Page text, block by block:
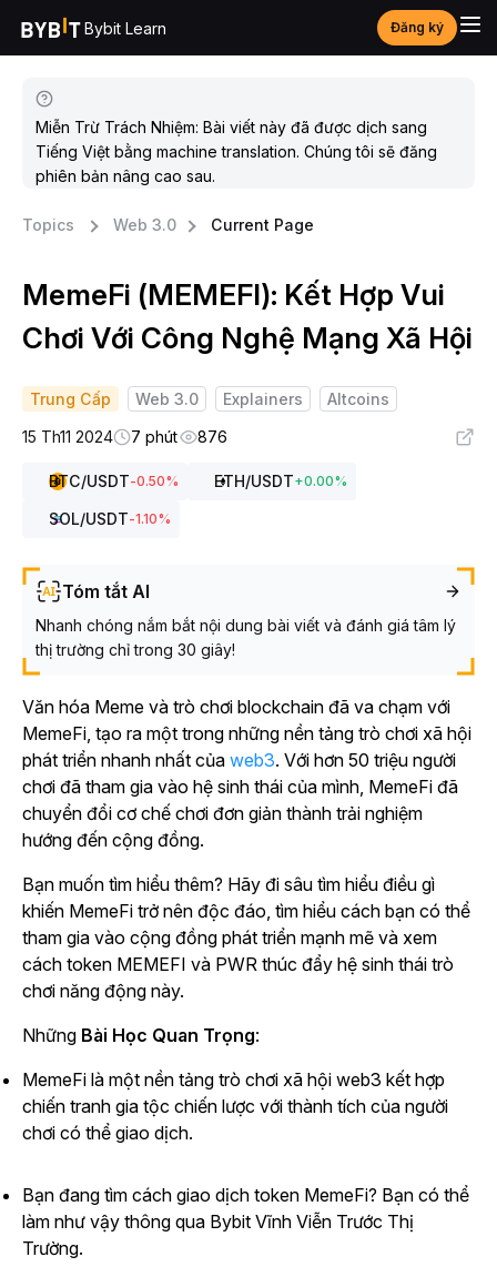
Bybit Learn Đăng ký
Miễn Trừ Trách Nhiệm: Bài viết này đã được dịch sang
Tiếng Việt bằng machine translation. Chúng tôi sẽ đăng
phiên bản nâng cao sau.
Topics Web 3.0 Current Page
MemeFi (MEMEFI): Kết Hợp Vui
Chơi Với Công Nghệ Mạng Xã Hội
Trung Cấp Web 3.0 Explainers
Altcoins
15 Th11 2024
7 phút 876
BTC/USDT-0.50% ETH/USDT+0.00%
SOL/USDT-1.10%
Tóm tắt AI
Nhanh chóng nắm bắt nội dung bài viết và đánh giá tâm lý
thị trường chỉ trong 30 giây!
Văn hóa Meme và trò chơi blockchain đã va chạm với
MemeFi, tạo ra một trong những nền tảng trò chơi xã hội
phát triển nhanh nhất của web3. Với hơn 50 triệu người
chơi đã tham gia vào hệ sinh thái của mình, MemeFi đã
chuyển đổi cơ chế chơi đơn giản thành trải nghiệm
hướng đến cộng đồng.
Bạn muốn tìm hiểu thêm? Hãy đi sâu tìm hiểu điều gì
khiến MemeFi trở nên độc đáo, tìm hiểu cách bạn có thể
tham gia vào cộng đồng phát triển mạnh mẽ và xem
cách token MEMEFI và PWR thúc đẩy hệ sinh thái trò
chơi năng động này.
Những Bài Học Quan Trọng:
MemeFi là một nền tảng trò chơi xã hội web3 kết hợp
chiến tranh gia tộc chiến lược với thành tích của người
chơi có thể giao dịch.
Bạn đang tìm cách giao dịch token MemeFi? Bạn có thể
làm như vậy thông qua Bybit Vĩnh Viễn Trước Thị
Trường.